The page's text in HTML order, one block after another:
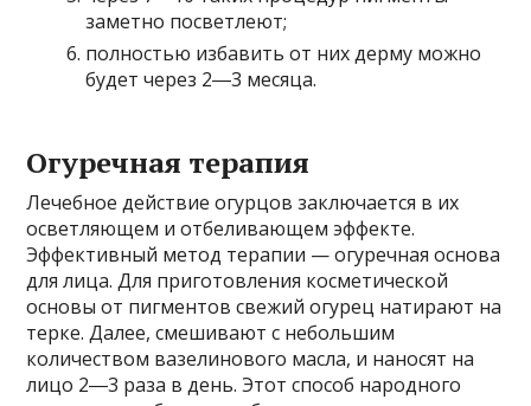
заметно посветлеют;
полностью избавить от них дерму можно
будет через 2―3 месяца.
Огуречная терапия
Лечебное действие огурцов заключается в их
осветляющем и отбеливающем эффекте.
Эффективный метод терапии — огуречная основа
для лица. Для приготовления косметической
основы от пигментов свежий огурец натирают на
терке. Далее, смешивают с небольшим
количеством вазелинового масла, и наносят на
лицо 2―3 раза в день. Этот способ народного